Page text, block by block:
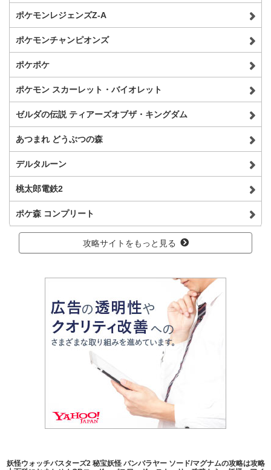
ポケモンレジェンズZ-A
ポケモンチャンピオンズ
ポケポケ
ポケモン スカーレット・バイオレット
ゼルダの伝説 ティアーズオブザ・キングダム
あつまれ どうぶつの森
デルタルーン
桃太郎電鉄2
ポケ森 コンプリート
攻略サイトをもっと見る
妖怪ウォッチバスターズ2 秘宝妖怪 バンバラヤー ソード/マグナムの攻略は攻略